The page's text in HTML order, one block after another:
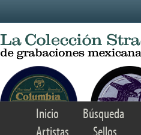
Inicio Búsqueda
Artistas
Sellos